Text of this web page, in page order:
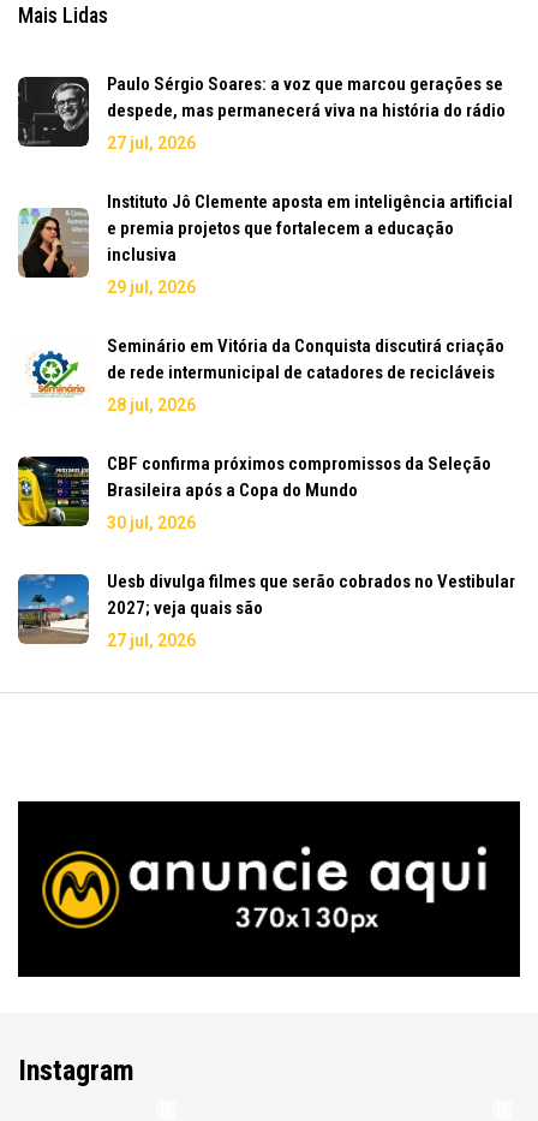
Mais Lidas
Paulo Sérgio Soares: a voz que marcou gerações se
despede, mas permanecerá viva na história do rádio
27 jul, 2026
Instituto Jô Clemente aposta em inteligência artificial
e premia projetos que fortalecem a educação
inclusiva
29 jul, 2026
Seminário em Vitória da Conquista discutirá criação
de rede intermunicipal de catadores de recicláveis
28 jul, 2026
CBF confirma próximos compromissos da Seleção
Brasileira após a Copa do Mundo
30 jul, 2026
Uesb divulga filmes que serão cobrados no Vestibular
2027; veja quais são
27 jul, 2026
Instagram